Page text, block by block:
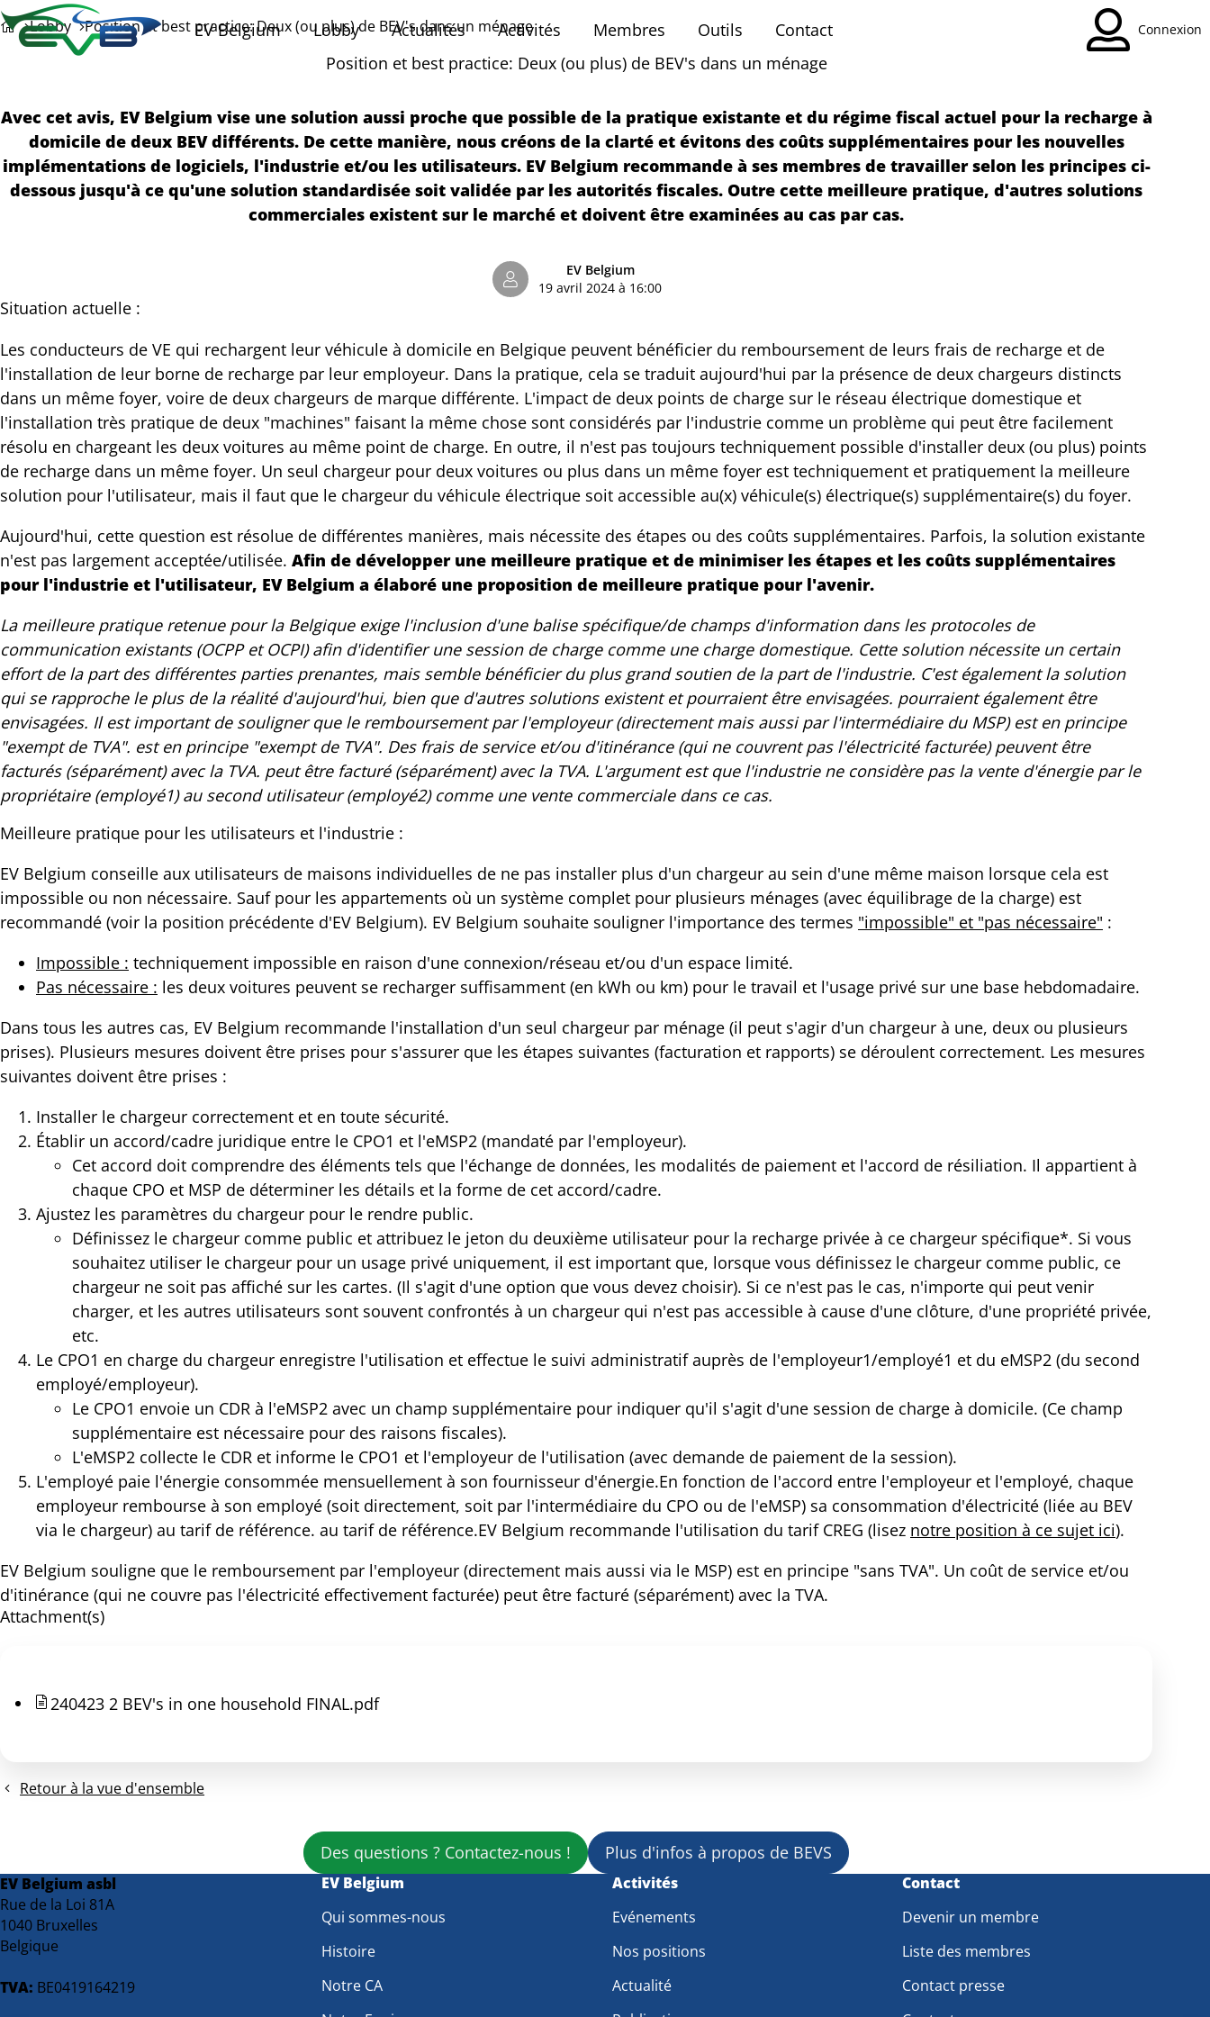
EV Belgium Lobby Actualités Activités Membres Outils Contact Connexion
Lobby Position et best practice: Deux (ou plus) de BEV's dans un ménage
Position et best practice: Deux (ou plus) de BEV's dans un ménage
Avec cet avis, EV Belgium vise une solution aussi proche que possible de la pratique existante et du régime fiscal actuel pour la recharge à
domicile de deux BEV différents. De cette manière, nous créons de la clarté et évitons des coûts supplémentaires pour les nouvelles
implémentations de logiciels, l'industrie et/ou les utilisateurs. EV Belgium recommande à ses membres de travailler selon les principes ci-
dessous jusqu'à ce qu'une solution standardisée soit validée par les autorités fiscales. Outre cette meilleure pratique, d'autres solutions
commerciales existent sur le marché et doivent être examinées au cas par cas.
EV Belgium
19 avril 2024 à 16:00
Situation actuelle :
Les conducteurs de VE qui rechargent leur véhicule à domicile en Belgique peuvent bénéficier du remboursement de leurs frais de recharge et de
l'installation de leur borne de recharge par leur employeur. Dans la pratique, cela se traduit aujourd'hui par la présence de deux chargeurs distincts
dans un même foyer, voire de deux chargeurs de marque différente. L'impact de deux points de charge sur le réseau électrique domestique et
l'installation très pratique de deux "machines" faisant la même chose sont considérés par l'industrie comme un problème qui peut être facilement
résolu en chargeant les deux voitures au même point de charge. En outre, il n'est pas toujours techniquement possible d'installer deux (ou plus) points
de recharge dans un même foyer. Un seul chargeur pour deux voitures ou plus dans un même foyer est techniquement et pratiquement la meilleure
solution pour l'utilisateur, mais il faut que le chargeur du véhicule électrique soit accessible au(x) véhicule(s) électrique(s) supplémentaire(s) du foyer.
Aujourd'hui, cette question est résolue de différentes manières, mais nécessite des étapes ou des coûts supplémentaires. Parfois, la solution existante
n'est pas largement acceptée/utilisée. Afin de développer une meilleure pratique et de minimiser les étapes et les coûts supplémentaires
pour l'industrie et l'utilisateur, EV Belgium a élaboré une proposition de meilleure pratique pour l'avenir.
La meilleure pratique retenue pour la Belgique exige l'inclusion d'une balise spécifique/de champs d'information dans les protocoles de
communication existants (OCPP et OCPI) afin d'identifier une session de charge comme une charge domestique. Cette solution nécessite un certain
effort de la part des différentes parties prenantes, mais semble bénéficier du plus grand soutien de la part de l'industrie. C'est également la solution
qui se rapproche le plus de la réalité d'aujourd'hui, bien que d'autres solutions existent et pourraient être envisagées. pourraient également être
envisagées. Il est important de souligner que le remboursement par l'employeur (directement mais aussi par l'intermédiaire du MSP) est en principe
"exempt de TVA". est en principe "exempt de TVA". Des frais de service et/ou d'itinérance (qui ne couvrent pas l'électricité facturée) peuvent être
facturés (séparément) avec la TVA. peut être facturé (séparément) avec la TVA. L'argument est que l'industrie ne considère pas la vente d'énergie par le
propriétaire (employé1) au second utilisateur (employé2) comme une vente commerciale dans ce cas.
Meilleure pratique pour les utilisateurs et l'industrie :
EV Belgium conseille aux utilisateurs de maisons individuelles de ne pas installer plus d'un chargeur au sein d'une même maison lorsque cela est
impossible ou non nécessaire. Sauf pour les appartements où un système complet pour plusieurs ménages (avec équilibrage de la charge) est
recommandé (voir la position précédente d'EV Belgium). EV Belgium souhaite souligner l'importance des termes "impossible" et "pas nécessaire" :
Impossible : techniquement impossible en raison d'une connexion/réseau et/ou d'un espace limité.
Pas nécessaire : les deux voitures peuvent se recharger suffisamment (en kWh ou km) pour le travail et l'usage privé sur une base hebdomadaire.
Dans tous les autres cas, EV Belgium recommande l'installation d'un seul chargeur par ménage (il peut s'agir d'un chargeur à une, deux ou plusieurs
prises). Plusieurs mesures doivent être prises pour s'assurer que les étapes suivantes (facturation et rapports) se déroulent correctement. Les mesures
suivantes doivent être prises :
Installer le chargeur correctement et en toute sécurité.
Établir un accord/cadre juridique entre le CPO1 et l'eMSP2 (mandaté par l'employeur).
Cet accord doit comprendre des éléments tels que l'échange de données, les modalités de paiement et l'accord de résiliation. Il appartient à
chaque CPO et MSP de déterminer les détails et la forme de cet accord/cadre.
Ajustez les paramètres du chargeur pour le rendre public.
Définissez le chargeur comme public et attribuez le jeton du deuxième utilisateur pour la recharge privée à ce chargeur spécifique*. Si vous
souhaitez utiliser le chargeur pour un usage privé uniquement, il est important que, lorsque vous définissez le chargeur comme public, ce
chargeur ne soit pas affiché sur les cartes. (Il s'agit d'une option que vous devez choisir). Si ce n'est pas le cas, n'importe qui peut venir
charger, et les autres utilisateurs sont souvent confrontés à un chargeur qui n'est pas accessible à cause d'une clôture, d'une propriété privée,
etc.
Le CPO1 en charge du chargeur enregistre l'utilisation et effectue le suivi administratif auprès de l'employeur1/employé1 et du eMSP2 (du second
employé/employeur).
Le CPO1 envoie un CDR à l'eMSP2 avec un champ supplémentaire pour indiquer qu'il s'agit d'une session de charge à domicile. (Ce champ
supplémentaire est nécessaire pour des raisons fiscales).
L'eMSP2 collecte le CDR et informe le CPO1 et l'employeur de l'utilisation (avec demande de paiement de la session).
L'employé paie l'énergie consommée mensuellement à son fournisseur d'énergie.En fonction de l'accord entre l'employeur et l'employé, chaque
employeur rembourse à son employé (soit directement, soit par l'intermédiaire du CPO ou de l'eMSP) sa consommation d'électricité (liée au BEV
via le chargeur) au tarif de référence. au tarif de référence.EV Belgium recommande l'utilisation du tarif CREG (lisez notre position à ce sujet ici).
EV Belgium souligne que le remboursement par l'employeur (directement mais aussi via le MSP) est en principe "sans TVA". Un coût de service et/ou
d'itinérance (qui ne couvre pas l'électricité effectivement facturée) peut être facturé (séparément) avec la TVA.
Attachment(s)
240423 2 BEV's in one household FINAL.pdf
Retour à la vue d'ensemble
Des questions ? Contactez-nous ! Plus d'infos à propos de BEVS
EV Belgium asbl
Rue de la Loi 81A
1040 Bruxelles
Belgique
TVA: BE0419164219
EV Belgium
Qui sommes-nous
Histoire
Notre CA
Activités
Evénements
Nos positions
Actualité
Contact
Devenir un membre
Liste des membres
Contact presse